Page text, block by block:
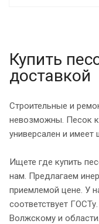
Купить
доставкой
Строительные и
невозможны. Песок
универсален и
Ищете где купить
нам. Предлагаем
приемлемой цене. У
соответствует
Волжскому и области.